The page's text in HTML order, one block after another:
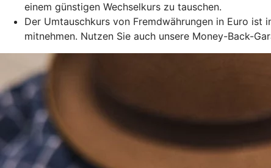
einem günstigen Wechselkurs zu tauschen.
Der Umtauschkurs von Fremdwährungen in Euro ist
mitnehmen. Nutzen Sie auch unsere Money-Back-